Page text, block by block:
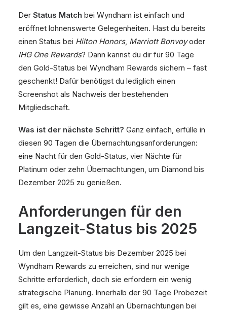
Der Status Match bei Wyndham ist einfach und
eröffnet lohnenswerte Gelegenheiten. Hast du bereits
einen Status bei Hilton Honors, Marriott Bonvoyoder
IHG One Rewards? Dann kannst du dir für 90 Tage
den Gold-Status bei Wyndham Rewards sichern – fast
geschenkt! Dafür benötigst du lediglich einen
Screenshot als Nachweis der bestehenden
Mitgliedschaft.
Was ist der nächste Schritt? Ganz einfach, erfülle in
diesen 90 Tagen die Übernachtungsanforderungen:
eine Nacht für den Gold-Status, vier Nächte für
Platinum oder zehn Übernachtungen, um Diamond bis
Dezember 2025 zu genießen.
Anforderungen für den
Langzeit-Status bis 2025
Um den Langzeit-Status bis Dezember 2025 bei
Wyndham Rewards zu erreichen, sind nur wenige
Schritte erforderlich, doch sie erfordern ein wenig
strategische Planung. Innerhalb der 90 Tage Probezeit
gilt es, eine gewisse Anzahl an Übernachtungen bei